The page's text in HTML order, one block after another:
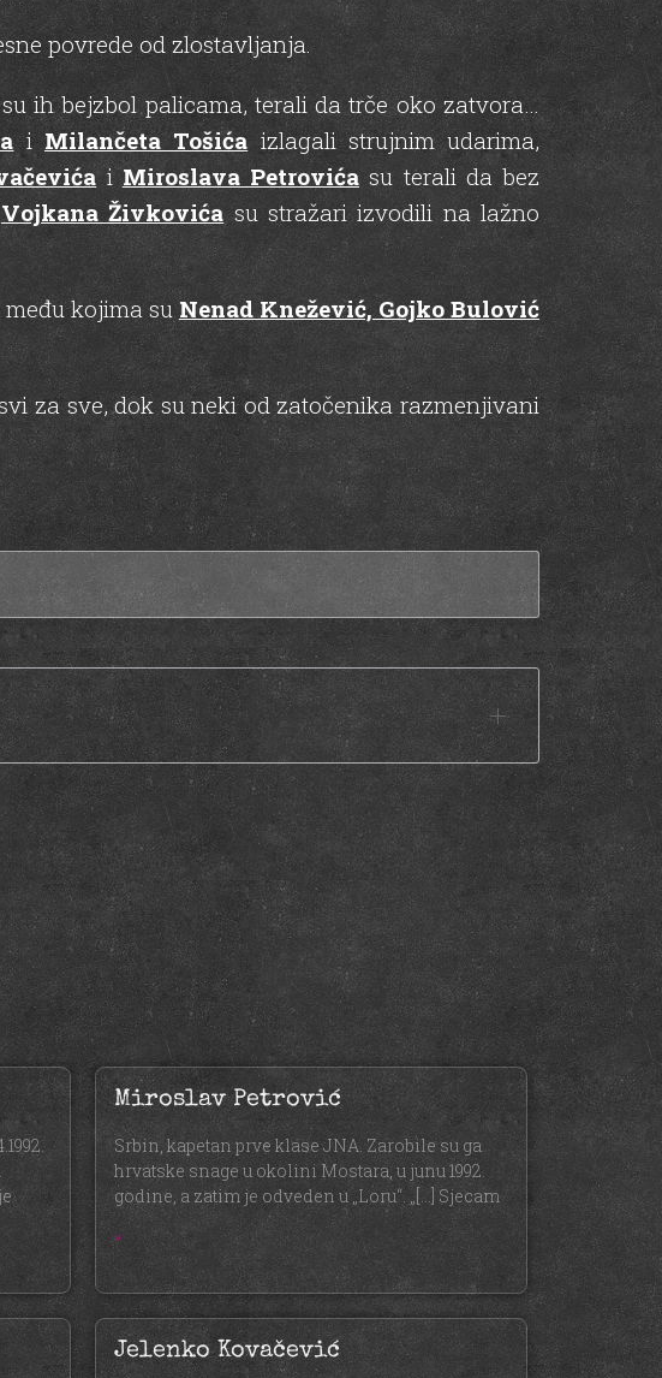
povrede od zlostavljanja.
ih bejzbol palicama, terali da trče oko zatvora…
i Milančeta Tošićaizlagali strujnim udarima,
iMiroslava Petrovića su terali da bez
Vojkana Živkovićasu stražari izvodili na lažno
kojima su Nenad Knežević, Gojko Bulović
za sve, dok su neki od zatočenika razmenjivani
Miroslav Petrović
Srbin, kapetan prve klase JNA. Zarobile su ga
hrvatske snage u okolini Mostara, u junu 1992.
godine, a zatim je odveden u „Loru“. „[…] Sjecam
»
Jelenko Kovačević